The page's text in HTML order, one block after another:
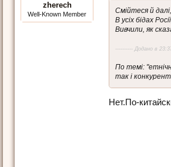
zherech
Well-Known Member
Смійтеся й
В усіх бідах
Вивчили, як
---------- Додано в
По темі:
так і
Нет.По-